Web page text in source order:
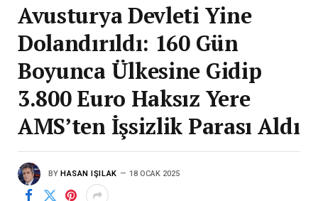
Avusturya Devleti Yine
Dolandırıldı: 160 Gün
Boyunca Ülkesine Gidip
3.800 Euro Haksız Yere
AMS’ten İşsizlik Parası Aldı
BY HASAN IŞILAK 18 OCAK 2025